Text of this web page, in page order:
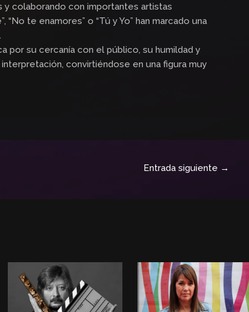
y colaborando con importantes artistas
te enamores” o “Tú y Yo” han marcado una
por su cercanía con el público, su humildad y
convirtiéndose en una figura muy
Entrada siguiente →